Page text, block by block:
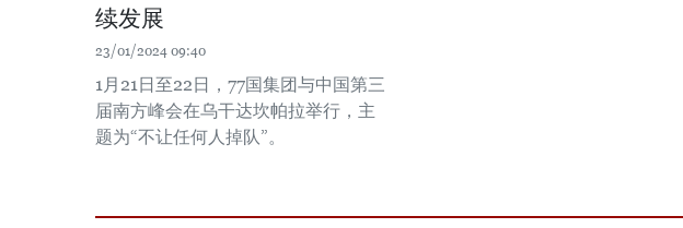
续发展
23/01/2024 09:40
1月21日至22日，77国集团与中国第三
届南方峰会在乌干达坎帕拉举行，主
题为“不让任何人掉队”。